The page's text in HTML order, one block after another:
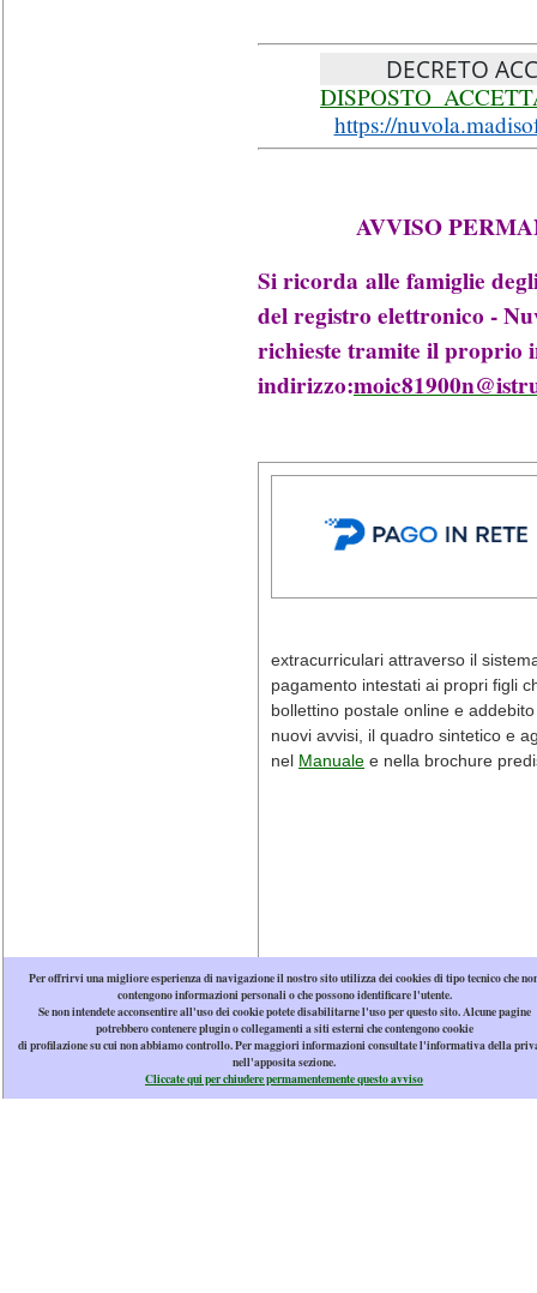
Per offrirvi una migliore esperienza di navigazione il nostro sito utilizza dei cookies di tipo tecnico che
contengono informazioni personali o che possono identificare l'utente.
Se non intendete acconsentire all'uso dei cookie potete disabilitarne l'uso per questo sito. Alcune pagine
potrebbero contenere plugin o collegamenti a siti esterni che contengono cookie
di profilazione su cui non abbiamo controllo. Per maggiori informazioni consultate l'informativa della
nell'apposita sezione.
Cliccate qui per chiudere permamentemente questo avviso
DECRETO
https://
AVVISO
Si ricorda alle famiglie
del registro elettronico -
richieste tramite il proprio
indirizzo:
extracurriculari attraverso il
pagamento intestati ai propri figli
bollettino postale online e
nuovi avvisi, il quadro sintetico e
nel Manuale e nella brochure